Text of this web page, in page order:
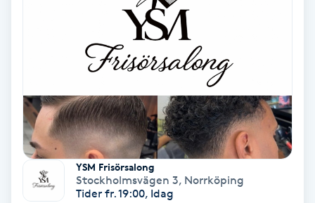
Sjukgymnastik
Skalpmassage
Skinbooster
YSM Frisörsalong
Stockholmsvägen 3, Norrköping
Tider fr. 19:00, Idag